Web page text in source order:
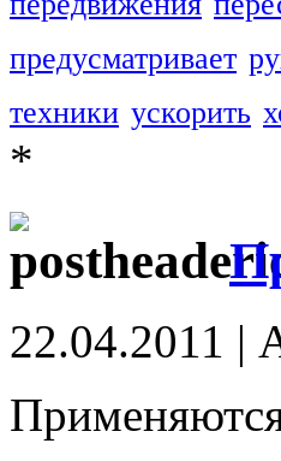
предусматривает
техники ускорить
*
22.04.2011 |